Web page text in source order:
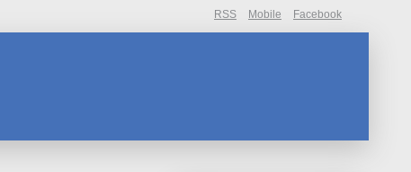
RSS Mobile Facebook